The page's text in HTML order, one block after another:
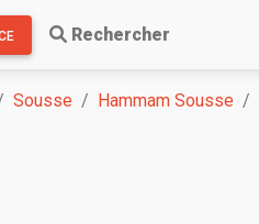
Rechercher
Sousse Hammam Sousse